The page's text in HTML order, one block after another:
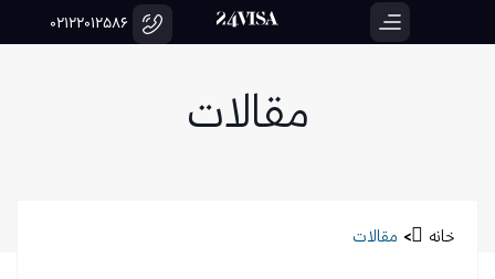
02122012586
مقالات
خانه > مقالات